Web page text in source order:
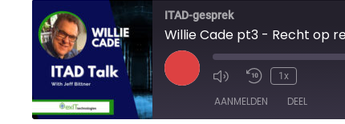
ITAD-gesprek
Willie Cade pt3 - Recht op
1x
AANMELDEN DEEL